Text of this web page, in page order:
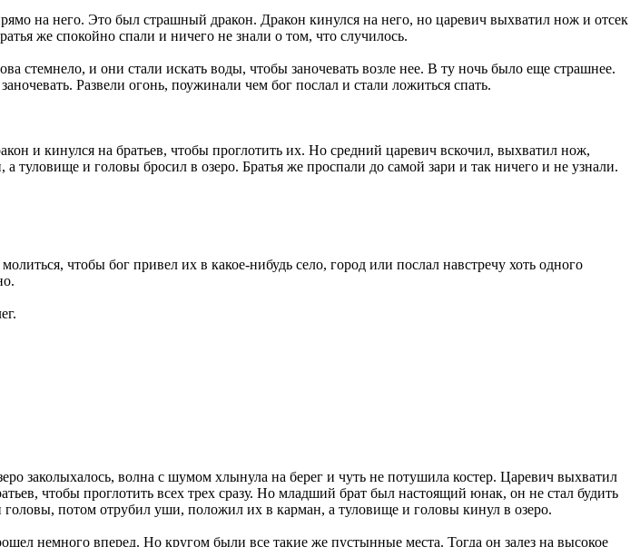
на него. Это был страшный дракон. Дракон кинулся на него, но царевич выхватил нож и отсек
же спокойно спали и ничего не знали о том, что случилось.
стемнело, и они стали искать воды, чтобы заночевать возле нее. В ту ночь было еще страшнее.
Развели огонь, поужинали чем бог послал и стали ложиться спать.
и кинулся на братьев, чтобы проглотить их. Но средний царевич вскочил, выхватил нож,
и головы бросил в озеро. Братья же проспали до самой зари и так ничего и не узнали.
чтобы бог привел их в какое-нибудь село, город или послал навстречу хоть одного
заколыхалось, волна с шумом хлынула на берег и чуть не потушила костер. Царевич выхватил
чтобы проглотить всех трех сразу. Но младший брат был настоящий юнак, он не стал будить
головы, потом отрубил уши, положил их в карман, а туловище и головы кинул в озеро.
немного вперед. Но кругом были все такие же пустынные места. Тогда он залез на высокое